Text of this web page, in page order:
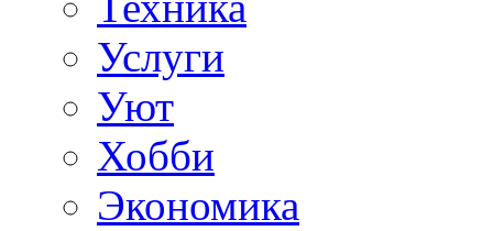
Услуги
Уют
Хобби
Экономика